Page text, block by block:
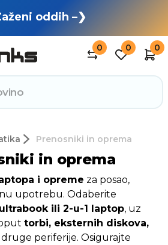
oddih –❯
0 0 0
Prenosniki in oprema
in oprema
i opreme za posao,
upotrebu. Odaberite
ili 2-u-1 laptop, uz
torbi, eksternih diskova,
druge periferije. Osigurajte